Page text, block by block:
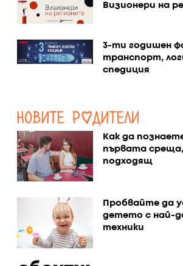
Визионери на
3-ти годишен
транспорт,
спедиция
Как да
първата
подходящ
Пробвайте да
детето с най-
техники